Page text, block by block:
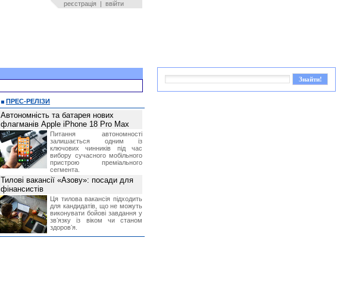
реєстрація | ввійти
ПРЕС-РЕЛІЗИ
Автономність та батарея нових
флагманів Apple iPhone 18 Pro Max
Питання автономності
залишається одним із
ключових чинників під час
вибору сучасного мобільного
пристрою преміального
сегмента.
Тилові вакансії «Азову»: посади для
фінансистів
Ця тилова вакансія підходить
для кандидатів, що не можуть
виконувати бойові завдання у
звʼязку із віком чи станом
здоровʼя.